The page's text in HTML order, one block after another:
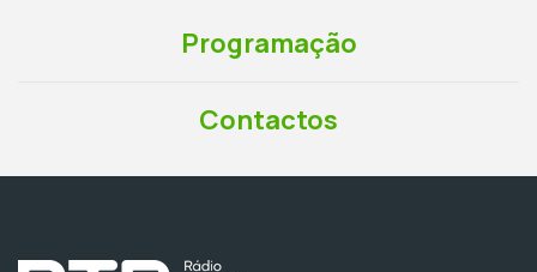
Programação
Contactos